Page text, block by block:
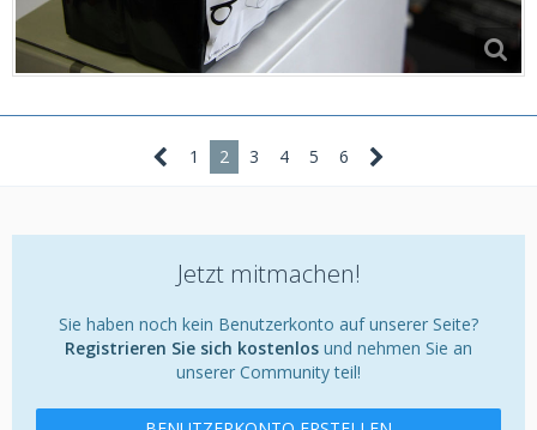
1 2 3 4 5 6
Jetzt mitmachen!
Sie haben noch kein Benutzerkonto auf unserer Seite?
Registrieren Sie sich kostenlos und nehmen Sie an
unserer Community teil!